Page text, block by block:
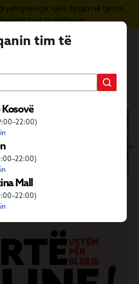
nga njëri dyqan në tjetrin,
tuaj të preferuar
tim të
Kosovë
MallLodra
Arrow